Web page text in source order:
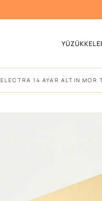
YÜZÜK
ELECTRA 14 AYAR ALTIN MOR